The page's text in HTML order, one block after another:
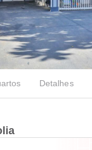
Detalhes